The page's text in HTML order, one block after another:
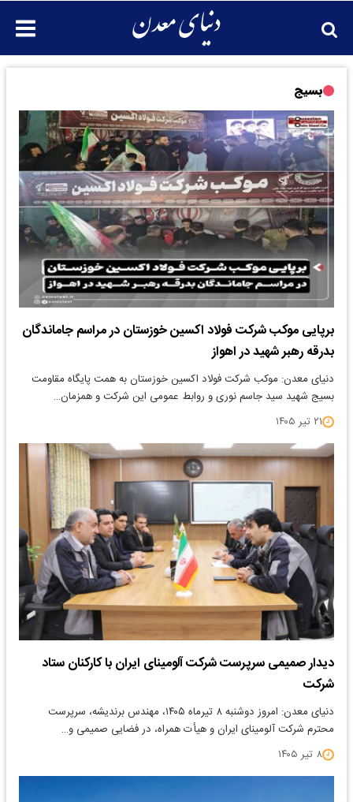
بسیج
برپایی موکب شرکت فولاد اکسین خوزستان در مراسم جاماندگان
بدرقه رهبر شهید در اهواز
دنیای معدن: موکب شرکت فولاد اکسین خوزستان به همت پایگاه مقاومت
بسیج شهید سید جاسم نوری و روابط عمومی این شرکت و همزمان…
۲۱ تیر ۱۴۰۵
دیدار صمیمی سرپرست شرکت آلومینای ایران با کارکنان ستاد
شرکت
دنیای معدن: امروز دوشنبه ۸ تیرماه ۱۴۰۵، مهندس برندیشه، سرپرست
محترم شرکت آلومینای ایران و هیأت همراه، در فضایی صمیمی و…
۸ تیر ۱۴۰۵